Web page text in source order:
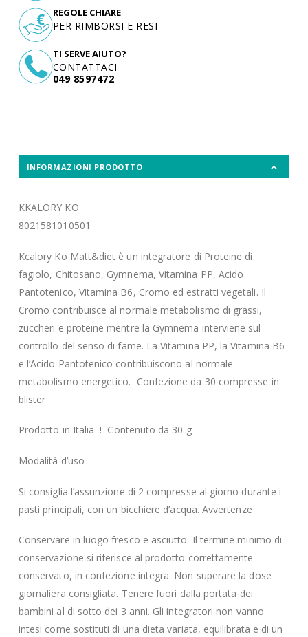
TI SERVE AIUTO?
CONTATTACI
049 8597472
REGOLE CHIARE
PER RIMBORSI E RESI
INFORMAZIONI PRODOTTO
KKALORY KO
8021581010501
Kcalory Ko Matt&diet è un integratore di Proteine di
fagiolo, Chitosano, Gymnema, Vitamina PP, Acido
Pantotenico, Vitamina B6, Cromo ed estratti vegetali. Il
Cromo contribuisce al normale metabolismo di grassi,
zuccheri e proteine mentre la Gymnema interviene sul
controllo del senso di fame. La Vitamina PP, la Vitamina B6
e l’Acido Pantotenico contribuiscono al normale
metabolismo energetico. Confezione da 30 compresse in
blister
Prodotto in Italia ! Contenuto da 30 g
Modalità d’uso
Si consiglia l’assunzione di 2 compresse al giorno durante i
pasti principali, con un bicchiere d’acqua. Avvertenze
Conservare in luogo fresco e asciutto. Il termine minimo di
conservazione si riferisce al prodotto correttamente
conservato, in confezione integra. Non superare la dose
giornaliera consigliata. Tenere fuori dalla portata dei
bambini al di sotto dei 3 anni. Gli integratori non vanno
intesi come sostituti di una dieta variata, equilibrata e di un